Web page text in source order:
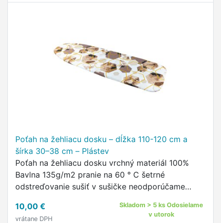
Poťah na žehliacu dosku – dĺžka 110-120 cm a
šírka 30–38 cm – Plástev
Poťah na žehliacu dosku vrchný materiál 100%
Bavlna 135g/m2 pranie na 60 ° C šetrné
odstreďovanie sušiť v sušičke neodporúčame
plastovou brzdičkou Univerzálny poťah …
10,00 €
vrátane DPH
Skladom > 5 ks Odosielame
v utorok